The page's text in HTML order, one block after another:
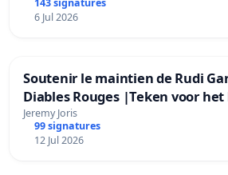
143 signatures
6 Jul 2026
Soutenir le maintien de Rudi
Diables Rouges |Teken voor
Garcia als bondscoach
Jeremy Joris
99 signatures
12 Jul 2026